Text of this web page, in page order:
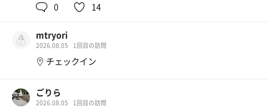
0 14
mtryori
2026.08.05 1回目の訪問
チェックイン
ごりら
2026.08.05 1回目の訪問